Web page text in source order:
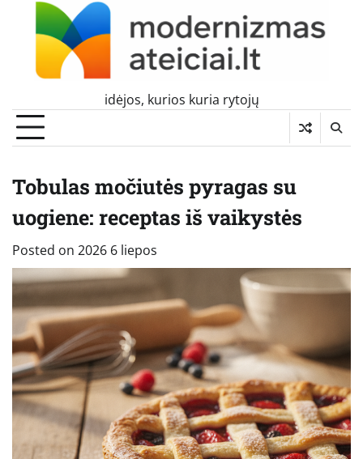
content
idėjos, kurios kuria rytojų
Tobulas močiutės pyragas su
uogiene: receptas iš vaikystės
Posted on 2026 6 liepos